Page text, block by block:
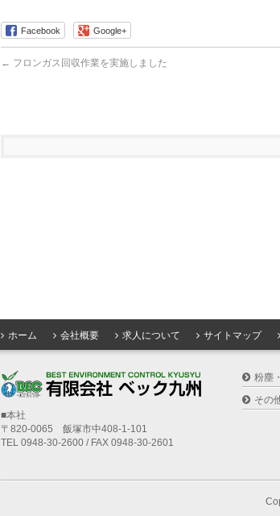
Facebook Google+
← フロンガス回収作業を実施しました
ホーム 会社概要 求人について サイトマップ
■本社
〒820-0065 飯塚市中408-1-101
TEL 0948-30-2600 / FAX 0948-30-2601
粉塵
その